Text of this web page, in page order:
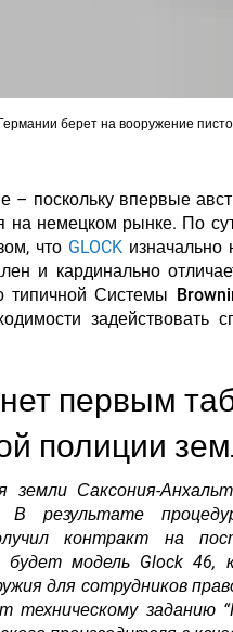
берет на вооружение
– поскольку впервые
на немецком рынке. По
что GLOCK изначально
и кардинально
типичной Системы
первым
полиции
земли Саксония-
результате
контракт на
модель Glock 46,
для сотрудников
техническому заданию